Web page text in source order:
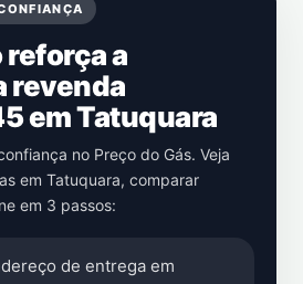
reforça a
revenda
em Tatuquara
no Preço do Gás. Veja
em Tatuquara, comparar
em 3 passos:
de entrega em